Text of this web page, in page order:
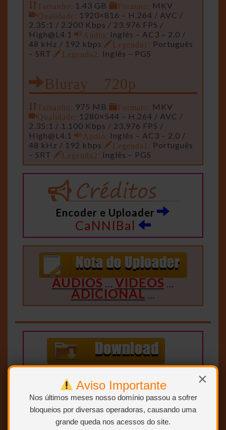
×
Aviso Importante
Nos últimos meses nosso domínio passou a sofrer
bloqueios por diversas operadoras, causando uma
grande queda nos acessos do site.
Tamanho: 1.43 GB Formato: MKV
Qualidade: 1920×816 – H.264 / AVC /
2.35:1 / 2.200 Kbps / 23.976 FPS /
High@L4.1
Audio: Inglês – AC3 – 2.0 /
48 kHz / 192 kbps
Legenda1: Português
– SRT
Legenda2: Inglês – PGS
Bluray 720p
Tamanho: 975 MB Formato: MKV
Qualidade: 1280×544 – H.264 / AVC /
2.35:1 / 1.100 Kbps / 23.976 FPS /
High@L4.1
Audio: Inglês – AC3 – 2.0 /
48 kHz / 192 kbps
Legenda1: Português
– SRT
Legenda2: Inglês – PGS
Encoder e Uploader
CaNNIBal
ÁUDIOS … VIDEOS …
ADICIONAL …